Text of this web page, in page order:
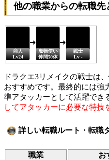
他の職業からの転職先
商人
Lv24
魔物使い
仲間50体
戦士
Lv -
ドラクエ3リメイクの戦士は
おすすめです。最終的には強
準アタッカーとして活躍でき
してアタッカーに必要な特技
詳しい転職ルート・転職
職業 お